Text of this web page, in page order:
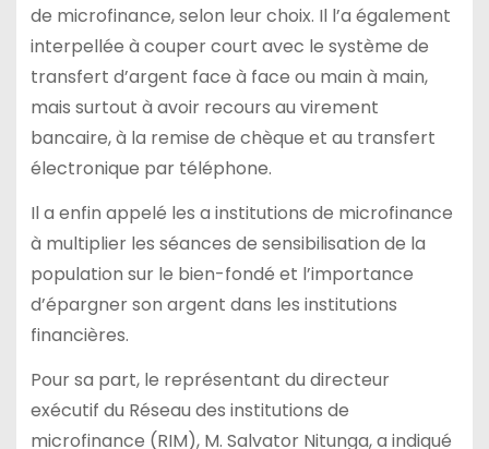
de microfinance, selon leur choix. Il l’a également
interpellée à couper court avec le système de
transfert d’argent face à face ou main à main,
mais surtout à avoir recours au virement
bancaire, à la remise de chèque et au transfert
électronique par téléphone.
Il a enfin appelé les a institutions de microfinance
à multiplier les séances de sensibilisation de la
population sur le bien-fondé et l’importance
d’épargner son argent dans les institutions
financières.
Pour sa part, le représentant du directeur
exécutif du Réseau des institutions de
microfinance (RIM), M. Salvator Nitunga, a indiqué